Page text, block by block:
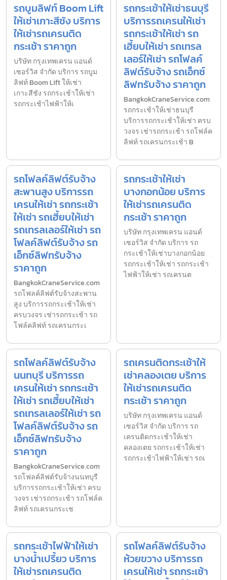
รถบูมลิฟท์ Boom Lift
ให้เช่าเกาะสีชัง บริการ
ให้เช่ารถเครนติด
กระเช้า ราคาถูก
บริษัท กรุงเทพเครน แอนด์
เซอร์วิส จำกัด บริการ รถบูม
ลิฟท์ Boom Lift ให้เช่า
เกาะสีชัง รถกระเช้าให้เช่า
รถกระเช้าไฟฟ้าให้เ
รถกระเช้าให้เช่าธนบุรี
บริการรถเครนให้เช่า
รถกระเช้าให้เช่า รถ
เฮี้ยบให้เช่า รถเทรล
เลอร์ให้เช่า รถโฟลค์
ลิฟต์รับจ้าง รถเอ็กซ์
ลิฟทรับจ้าง ราคาถูก
BangkokCraneService.com
รถกระเช้าให้เช่าธนบุรี
บริการรถกระเช้าให้เช่า ครบ
วงจร เช่ารถกระเช้า รถโฟล์ค
ลิฟท์ รถเครนกระเช้า B
รถโฟลค์ลิฟต์รับจ้าง
สะพานสูง บริการรถ
เครนให้เช่า รถกระเช้า
ให้เช่า รถเฮี้ยบให้เช่า
รถเทรลเลอร์ให้เช่า รถ
โฟลค์ลิฟต์รับจ้าง รถ
เอ็กซ์ลิฟทรับจ้าง
ราคาถูก
BangkokCraneService.com
รถโฟลค์ลิฟต์รับจ้างสะพาน
สูง บริการรถกระเช้าให้เช่า
ครบวงจร เช่ารถกระเช้า รถ
โฟล์คลิฟท์ รถเครนกระเ
รถกระเช้าให้เช่า
บางกอกน้อย บริการ
ให้เช่ารถเครนติด
กระเช้า ราคาถูก
บริษัท กรุงเทพเครน แอนด์
เซอร์วิส จำกัด บริการ รถ
กระเช้าให้เช่าบางกอกน้อย
รถกระเช้าให้เช่า รถกระเช้า
ไฟฟ้าให้เช่า รถเครนต
รถโฟลค์ลิฟต์รับจ้าง
นนทบุรี บริการรถ
เครนให้เช่า รถกระเช้า
ให้เช่า รถเฮี้ยบให้เช่า
รถเทรลเลอร์ให้เช่า รถ
โฟลค์ลิฟต์รับจ้าง รถ
เอ็กซ์ลิฟทรับจ้าง
ราคาถูก
BangkokCraneService.com
รถโฟลค์ลิฟต์รับจ้างนนทบุรี
บริการรถกระเช้าให้เช่า ครบ
วงจร เช่ารถกระเช้า รถโฟล์ค
ลิฟท์ รถเครนกระเช
รถเครนติดกระเช้าให้
เช่าคลองเตย บริการ
ให้เช่ารถเครนติด
กระเช้า ราคาถูก
บริษัท กรุงเทพเครน แอนด์
เซอร์วิส จำกัด บริการ รถ
เครนติดกระเช้าให้เช่า
คลองเตย รถกระเช้าให้เช่า
รถกระเช้าไฟฟ้าให้เช่า รถเ
รถกระเช้าไฟฟ้าให้เช่า
บางน้ำเปรี้ยว บริการ
ให้เช่ารถเครนติด
รถโฟลค์ลิฟต์รับจ้าง
ห้วยขวาง บริการรถ
เครนให้เช่า รถกระเช้า